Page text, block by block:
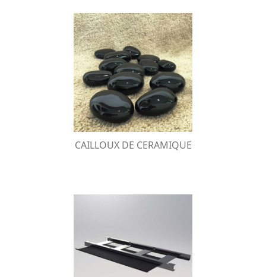
CAILLOUX DE CERAMIQUE
CAILLOUX DE CERAMIQUE
Les cailloux en céramique réfractaire sont
parfaits pour décorer avec style et élégance
votre bio-cheminée.
protéger votre téléviseur de la chaleur
développée par les bio- cheminées à
encastrer, installées sous le téléviseur.